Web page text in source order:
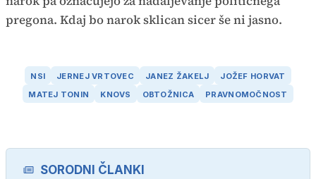
pregona. Kdaj bo narok sklican sicer še ni jasno.
NSI JERNEJ VRTOVEC JANEZ ŽAKELJ
JOŽEF HORVAT
MATEJ TONIN
KNOVS OBTOŽNICA PRAVNOMOČNOST
SORODNI ČLANKI